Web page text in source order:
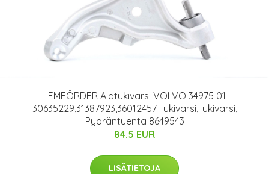
LEMFÖRDER Alatukivarsi VOLVO 34975 01
30635229,31387923,36012457 Tukivarsi,Tukivarsi,
Pyöräntuenta 8649543
84.5 EUR
LISÄTIETOJA